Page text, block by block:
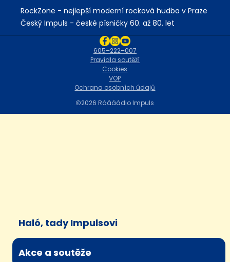
Haló, tady Impulsovi
Akce a soutěže
RockZone - nejlepší moderní rocková hudba v Praze
Český Impuls - české písničky 60. až 80. let
2026 Ráááádio Impuls
Ochrana osobních údajů
VOP
Cookies
Pravidla soutěží
605–222–007